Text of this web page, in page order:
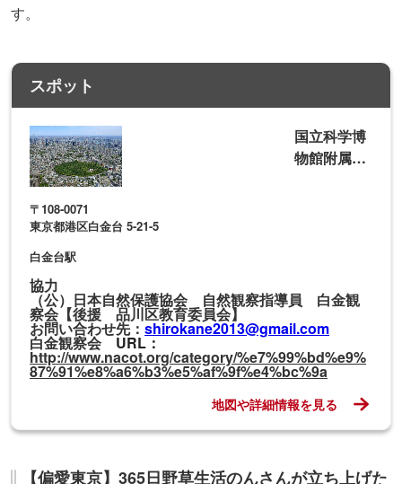
す。
スポット
国立科学博
物館附属自
〒108-0071
東京都港区白金台 5-21-5
白金台駅
協力
（公）日本自然保護協会 自然観察指導員 白金観
察会【後援 品川区教育委員会】
お問い合わせ先：shirokane2013@gmail.com
白金観察会URL：
http://www.nacot.org/category/%e7%99%bd%e9%
87%91%e8%a6%b3%e5%af%9f%e4%bc%9a
地図や詳細情報を見る
【偏愛東京】365日野草生活のんさんが立ち上げた